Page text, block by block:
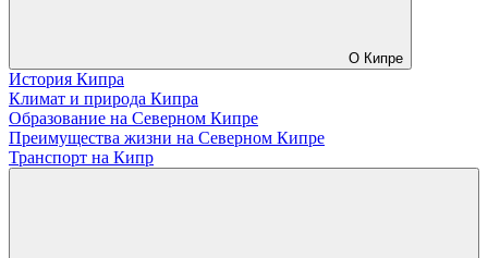
О Кипре
История Кипра
Климат и природа Кипра
Образование на Северном Кипре
Преимущества жизни на Северном Кипре
Транспорт на Кипр